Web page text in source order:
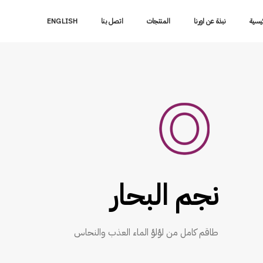
نبذة عن اورنا المنتجات اتصل بنا ENGLISH
نجم البحار
طاقم كامل من لؤلؤ الماء العذب والنحاس